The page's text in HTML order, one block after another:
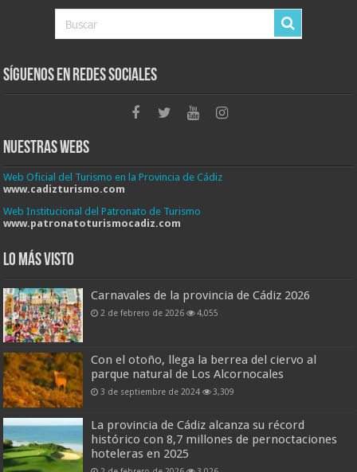
Síguenos en Redes Sociales
Nuestras Webs
Web Oficial del Turismo en la Provincia de Cádiz
www.cadizturismo.com
Web Institucional del Patronato de Turismo
www.patronatoturismocadiz.com
Lo más visto
Carnavales de la provincia de Cádiz 2026
2 de febrero de 2026 4,055
Con el otoño, llega la berrea del ciervo al
parque natural de Los Alcornocales
3 de septiembre de 2024 3,309
La provincia de Cádiz alcanza su récord
histórico con 8,7 millones de pernoctaciones
hoteleras en 2025